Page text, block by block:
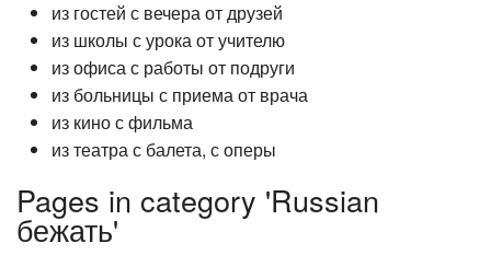
из гостей с вечера от друзей
из школы с урока от учителю
из офиса с работы от подруги
из больницы с приема от врача
из кино с фильма
из театра с балета, с оперы
Pages in category 'Russian
бежать'